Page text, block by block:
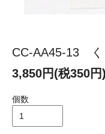
CC-AA45-13 く
3,850円(税350円)
個数